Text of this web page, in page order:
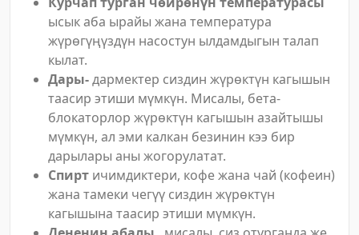
ысык аба ырайы жана температура
жүрөгүңүздүн насостун ылдамдыгын талап
кылат.
Дары-дармектер сиздин жүрөктүн кагышын
таасир этиши мүмкүн. Мисалы, бета-
блокаторлор жүрөктүн кагышын азайтышы
мүмкүн, ал эми калкан безинин кээ бир
дарылары аны жогорулатат.
Спирт ичимдиктери, кофе жана чай (кофеин)
жана тамеки чегүү сиздин жүрөктүн
кагышына таасир этиши мүмкүн.